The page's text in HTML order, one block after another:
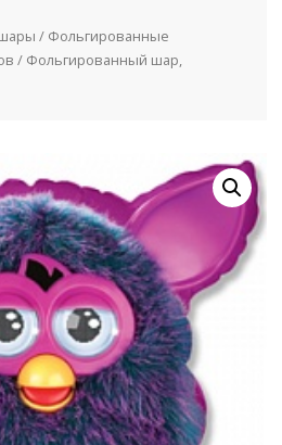
/ Фольгированные
/ Фольгированный шар,